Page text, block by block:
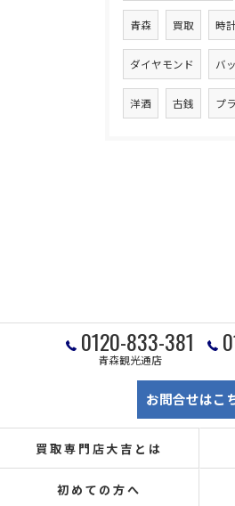
青森 買取 時
ダイヤモンド バ
洋酒 古銭 プ
0120-833-381
青森観光通店
お問合せはこ
買取専門店大吉とは
初めての方へ